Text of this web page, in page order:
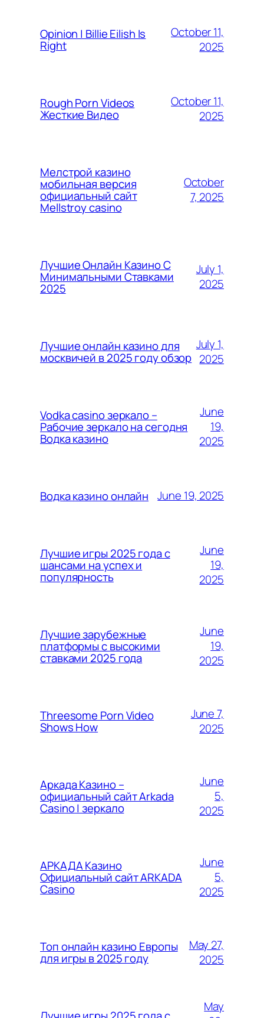
Opinion | Billie Eilish Is
Right
October 11,
2025
Rough Porn Videos
Жесткие Видео
October 11,
2025
Мелстрой казино
мобильная версия
официальный сайт
Mellstroy casino
October
7, 2025
Лучшие Онлайн Казино С
Минимальными Ставками
2025
July 1,
2025
Лучшие онлайн казино для
москвичей в 2025 году обзор
July 1,
2025
Vodka casino зеркало –
Рабочие зеркало на сегодня
Водка казино
June
19,
2025
Водка казино онлайн June 19, 2025
Лучшие игры 2025 года с
шансами на успех и
популярность
June
19,
2025
Лучшие зарубежные
платформы с высокими
ставками 2025 года
June
19,
2025
Threesome Porn Video
Shows How
June 7,
2025
Аркада Казино –
официальный сайт Arkada
Casino | зеркало
June
5,
2025
АРКАДА Казино
Официальный сайт ARKADA
Casino
June
5,
2025
Топ онлайн казино Европы
для игры в 2025 году
May 27,
2025
May